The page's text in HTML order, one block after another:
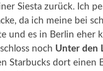
Siesta zurück. Ich
da ich meine bei
und es in Berlin eher
noch Unter den
Starbucks dort einen